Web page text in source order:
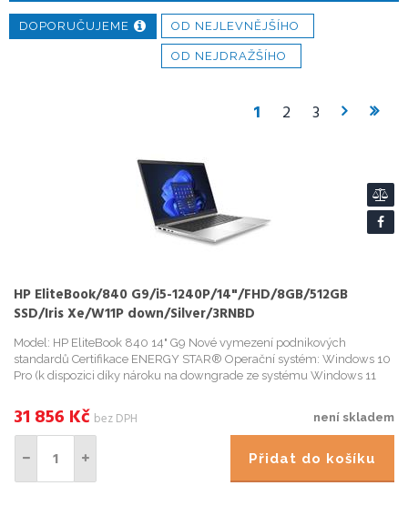
DOPORUČUJEME OD NEJLEVNĚJŠÍHO
OD NEJDRAŽŠÍHO
1 2 3
HP EliteBook/840 G9/i5-1240P/14"/FHD/8GB/512GB
SSD/Iris Xe/W11P down/Silver/3RNBD
Model: HP EliteBook 840 14" G9 Nové vymezení podnikových
standardů Certifikace ENERGY STAR® Operační systém: Windows 10
Pro (k dispozici díky nároku na downgrade ze systému Windows 11
není skladem
31 856 Kč bez DPH
Přidat do košíku